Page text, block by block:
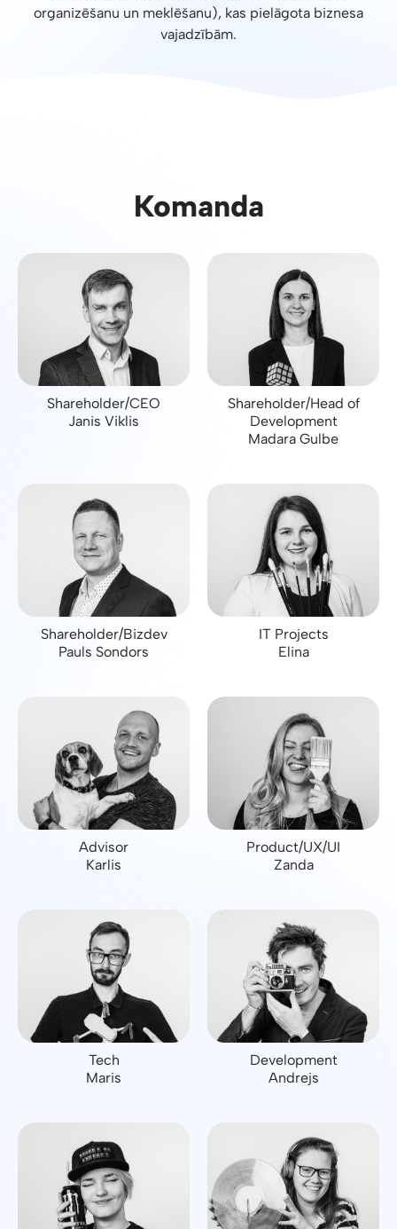
organizēšanu un meklēšanu), kas pielāgota biznesa
vajadzībām.
Komanda
Shareholder/CEO
Janis Viklis
Shareholder/Head of
Development
Madara Gulbe
Shareholder/Bizdev
Pauls Sondors
IT Projects
Elina
Advisor
Karlis
Product/UX/UI
Zanda
Tech
Maris
Development
Andrejs